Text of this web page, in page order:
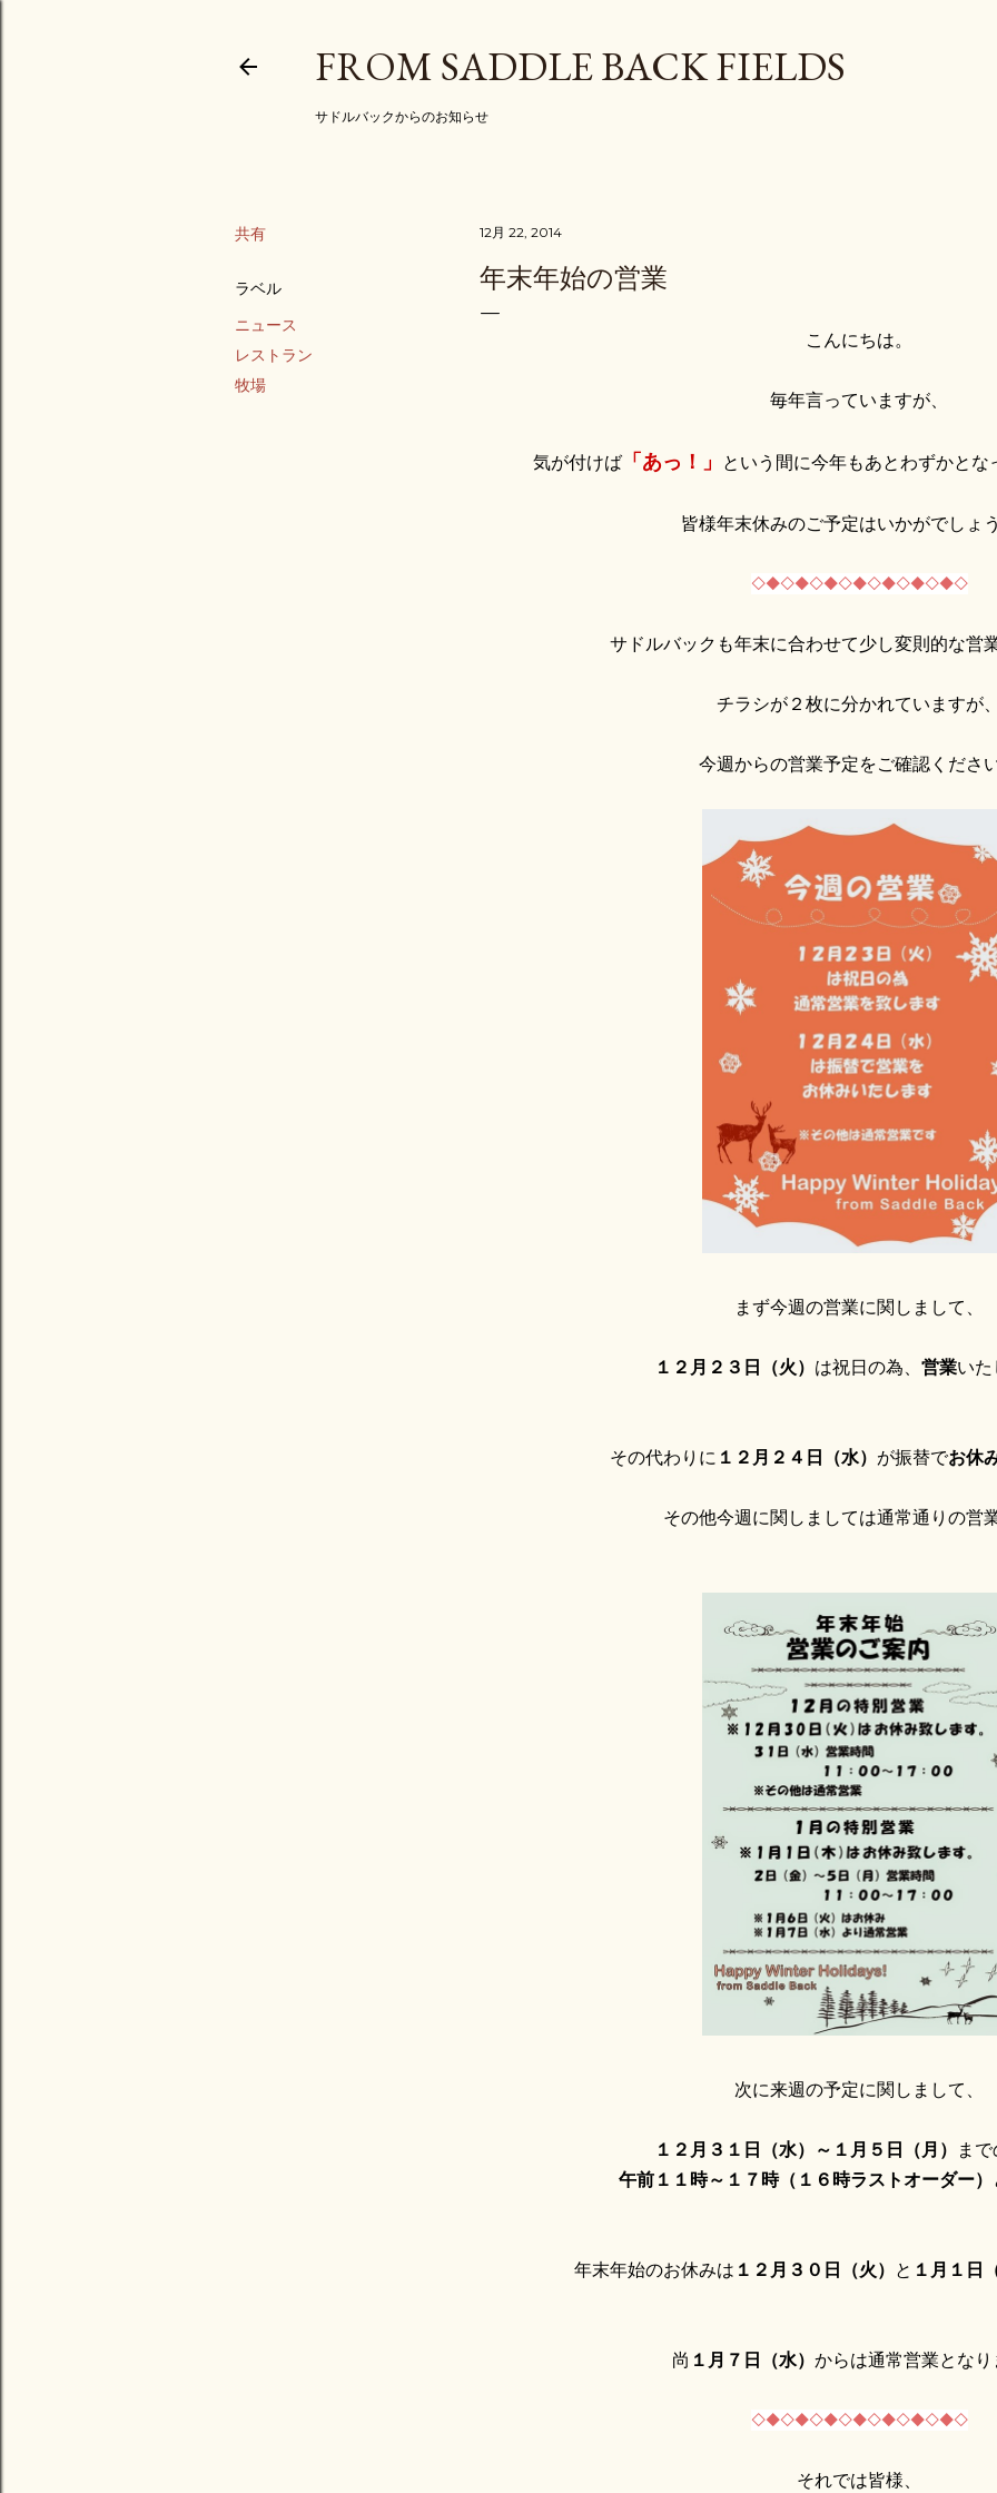
FROM SADDLE BACK FIELDS
サドルバックからのお知らせ
共有
ラベル
ニュース
レストラン
牧場
12月 22, 2014
年末年始の営業
こんにちは。
毎年言っていますが、
気が付けば 「あっ！」 という間に今年もあとわずかと
皆様年末休みのご予定はいかがでしょ
◇◆◇◆◇◆◇◆◇◆◇◆◇◆◇
サドルバックも年末に合わせて少し変則的な営
チラシが２枚に分かれていますが
今週からの営業予定をご確認くださ
まず今週の営業に関しまして、
１２月２３日（火） は祝日の為、 営業い
その代わりに １２月２４日（水） が振替でお休
その他今週に関しましては通常通りの営
次に来週の予定に関しまして、
１２月３１日（水）～１月５日（月） ま
午前１１時～１７時（１６時ラストオーダー）
年末年始のお休みは １２月３０日（火） と １月１日
尚 １月７日（水） からは通常営業とな
◇◆◇◆◇◆◇◆◇◆◇◆◇◆◇
それでは皆様、